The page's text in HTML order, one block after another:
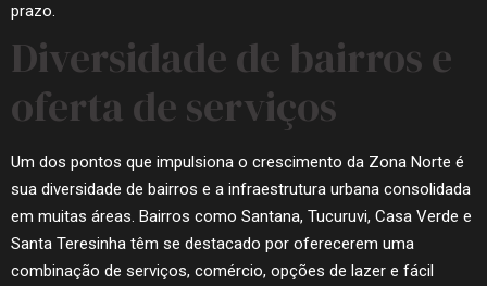
prazo.
Diversidade de bairros e
oferta de serviços
Um dos pontos que impulsiona o crescimento da Zona Norte é
sua diversidade de bairros e a infraestrutura urbana consolidada
em muitas áreas. Bairros como Santana, Tucuruvi, Casa Verde e
Santa Teresinha têm se destacado por oferecerem uma
combinação de serviços, comércio, opções de lazer e fácil